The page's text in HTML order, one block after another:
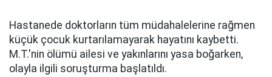
Hastanede doktorların tüm müdahalelerine rağmen
küçük çocuk kurtarılamayarak hayatını kaybetti.
M.T.'nin ölümü ailesi ve yakınlarını yasa boğarken,
olayla ilgili soruşturma başlatıldı.